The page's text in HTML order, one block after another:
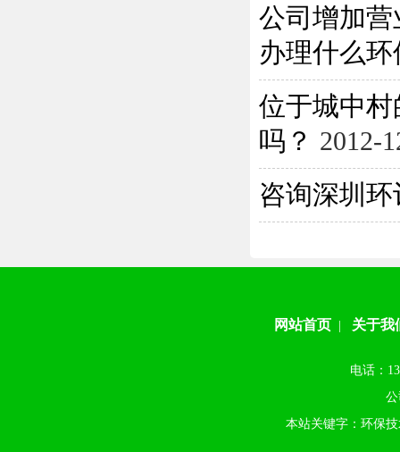
公司增加
办理什么
位于城中
吗？ 2012-
咨询深圳
网站首页 关于我
电话：
本站关键字：环保